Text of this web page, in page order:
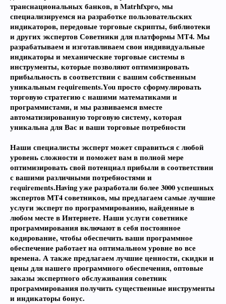
транснациональных банков, в Matrhfxpro, мы
специализируемся на разработке пользовательских
индикаторов, передовые торговые скрипты, библиотеки
и других экспертов Советники для платформы MT4. Мы
разрабатываем и изготавливаем свои индивидуальные
индикаторы и механические торговые системы в
инструменты, которые позволяют оптимизировать
прибыльность в соответствии с вашим собственным
уникальным requirements.You просто сформулировать
торговую стратегию с нашими математиками и
программистами, и мы развиваемся вместе
автоматизированную торговую систему, которая
уникальна для Вас и ваши торговые потребности
Наши специалисты эксперт может справиться с любой
уровень сложности и поможет вам в полной мере
оптимизировать свой потенциал прибыли в соответствии
с вашими различными потребностями и
requirements.Having уже разработали более 3000 успешных
экспертов МТ4 советников, мы предлагаем самые лучшие
услуги эксперт по программированию, найденные в
любом месте в Интернете. Наши услуги советнике
программирования включают в себя постоянное
кодирование, чтобы обеспечить ваши программное
обеспечение работает на оптимальном уровне во все
времена. А также предлагаем лучшие ценности, скидки и
цены для нашего программного обеспечения, оптовые
заказы экспертного обслуживания советник
программирования получить существенные инструменты
и индикаторы бонус.